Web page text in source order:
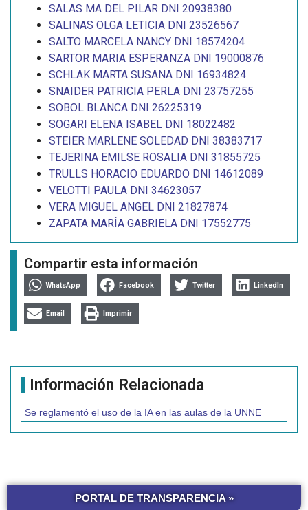
SALAS MA DEL PILAR DNI 20938380
SALINAS OLGA LETICIA DNI 23526567
SALTO MARCELA NANCY DNI 18574204
SARTOR MARIA ESPERANZA DNI 19000876
SCHLAK MARTA SUSANA DNI 16934824
SNAIDER PATRICIA PERLA DNI 23757255
SOBOL BLANCA DNI 26225319
SOGARI ELENA ISABEL DNI 18022482
STEIER MARLENE SOLEDAD DNI 38383717
TEJERINA EMILSE ROSALIA DNI 31855725
TRULLS HORACIO EDUARDO DNI 14612089
VELOTTI PAULA DNI 34623057
VERA MIGUEL ANGEL DNI 21827874
ZAPATA MARÍA GABRIELA DNI 17552775
Compartir esta información
WhatsApp Facebook Twitter LinkedIn
Email Imprimir
Información Relacionada
Se reglamentó el uso de la IA en las aulas de la UNNE
PORTAL DE TRANSPARENCIA »